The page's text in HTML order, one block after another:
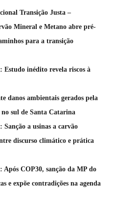
Transição Justa –
Mineral e Metano abre pré-
para a transição
Estudo inédito revela riscos à
danos ambientais gerados pela
sul de Santa Catarina
a usinas a carvão
discurso climático e prática
COP30, sanção da MP do
e expõe contradições na agenda